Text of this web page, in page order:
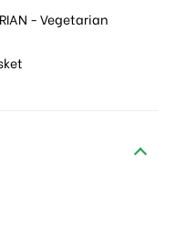
- Vegetarian